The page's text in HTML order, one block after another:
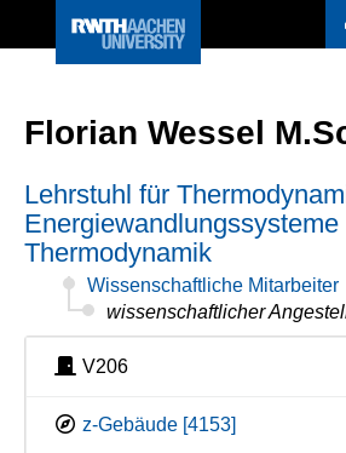
Florian Wessel
Lehrstuhl für
Thermodynamik
Wissenschaftliche Mitarbeiter
wissenschaftlicher
V206
z-Gebäude [4153]